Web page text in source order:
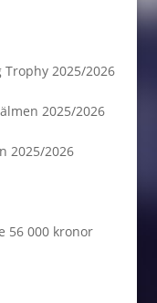
2025/2026
2025/2026
2025/2026
56 000 kronor